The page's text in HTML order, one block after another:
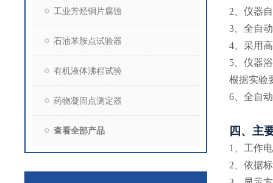
工业芳烃铜片腐蚀
石油苯胺点试验器
有机液体沸程试验
药物凝固点测定器
查看全部产品
2、仪器
3、 全自
4、采用
5、仪器
根据实验
6、 全自
四、 主
1、工作
2、依据